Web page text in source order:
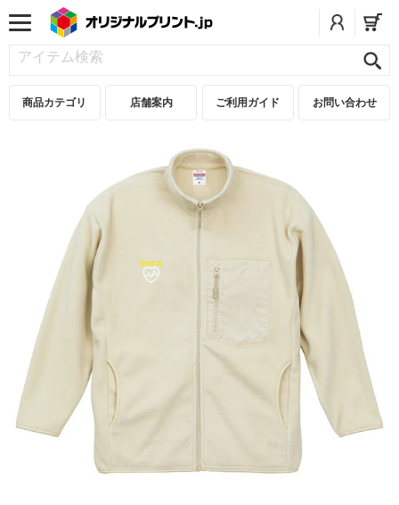
商品カテゴリ 店舗案内 ご利用ガイド お問い合わせ